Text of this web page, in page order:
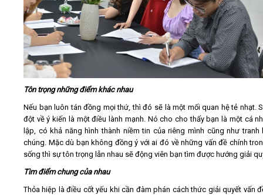
Tôn trọng những điểm khác nhau
Nếu bạn luôn tán đồng mọi thứ, thì đó sẽ là một mối quan hệ tẻ nhạt.
đột về ý kiến là một điều lành mạnh. Nó cho cho thấy bạn là một cá
lập, có khả năng hình thành niềm tin của riêng mình cũng như tranh
chúng. Mặc dù bạn không đồng ý với ai đó về những vấn đề chính
sống thì sự tôn trọng lẫn nhau sẽ động viên bạn tìm được hướng giải
Tìm điểm chung của nhau
Thỏa hiệp là điều cốt yếu khi cần đàm phán cách thức giải quyết vấn